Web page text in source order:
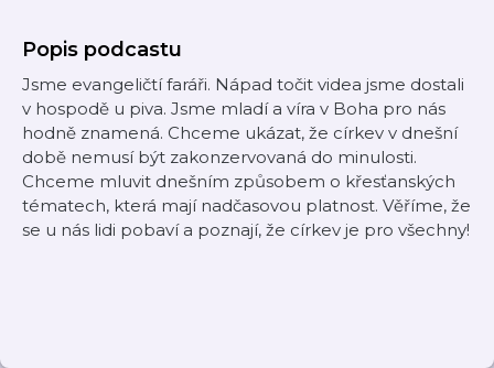
Popis podcastu
Jsme evangeličtí faráři. Nápad točit videa jsme dostali
v hospodě u piva. Jsme mladí a víra v Boha pro nás
hodně znamená. Chceme ukázat, že církev v dnešní
době nemusí být zakonzervovaná do minulosti.
Chceme mluvit dnešním způsobem o křesťanských
tématech, která mají nadčasovou platnost. Věříme, že
se u nás lidi pobaví a poznají, že církev je pro všechny!